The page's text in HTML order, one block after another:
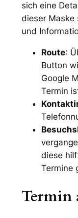
sich eine
dieser Maske
und
Route:
Button
Google
Termin
diese
Termine
Termin